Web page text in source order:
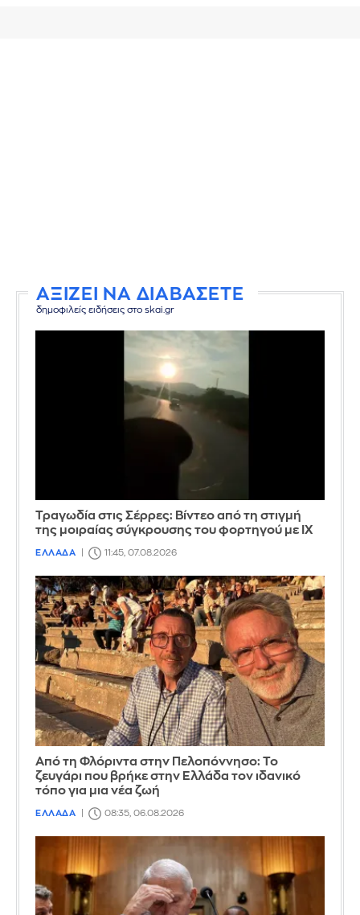
ΑΞΙΖΕΙ ΝΑ ΔΙΑΒΑΣΕΤΕ
δημοφιλείς ειδήσεις στο skai.gr
Τραγωδία στις Σέρρες: Βίντεο από τη στιγμή
της μοιραίας σύγκρουσης του φορτηγού με ΙΧ
ΕΛΛΑΔΑ 11:45, 07.08.2026
Από τη Φλόριντα στην Πελοπόννησο: Το
ζευγάρι που βρήκε στην Ελλάδα τον ιδανικό
τόπο για μια νέα ζωή
ΕΛΛΑΔΑ 08:35, 06.08.2026